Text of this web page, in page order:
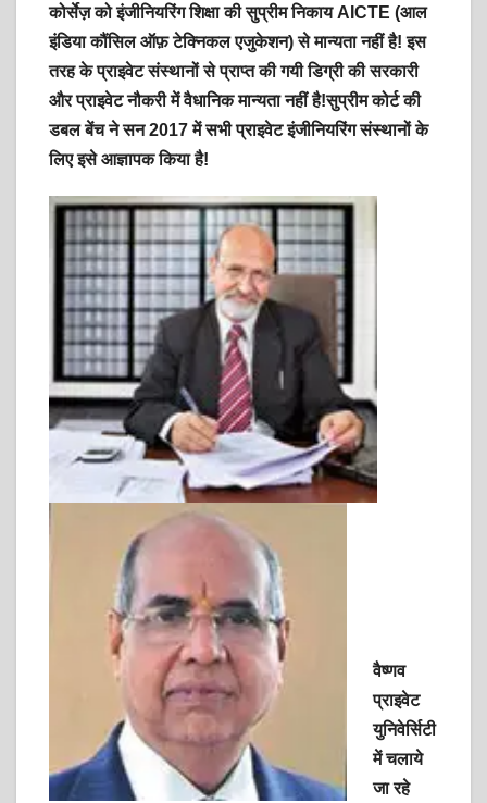
A
p
p
o
o
k
e
r
कोर्सेज़ को इंजीनियरिंग शिक्षा की सुप्रीम निकाय AICTE (आल
इंडिया कौंसिल ऑफ़ टेक्निकल एजुकेशन) से मान्यता नहीं है! इस
तरह के प्राइवेट संस्थानों से प्राप्त की गयी डिग्री की सरकारी
और प्राइवेट नौकरी में वैधानिक मान्यता नहीं है!सुप्रीम कोर्ट की
डबल बेंच ने सन 2017 में सभी प्राइवेट इंजीनियरिंग संस्थानों के
लिए इसे आज्ञापक किया है!
वैष्णव
प्राइवेट
युनिवेर्सिटी
में चलाये
जा रहे